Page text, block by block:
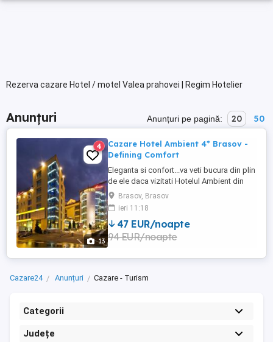
Rezerva cazare Hotel / motel Valea prahovei | Regim Hotelier
Anunțuri Anunțuri pe pagină: 20 50
13
4
Cazare Hotel Ambient 4* Brasov -
Defining Comfort
Eleganta si confort...va veti bucura din plin
de ele daca vizitati Hotelul Ambient din
Brasov, deja un nume cu traditie ,
numarand peste un deceniu de excelenta
si experienta in domeniu. Amplasat ideal
in centrul Brasovului, la doar cateva minute
de admirabilele monumente istorice,
Brasov, Brasov
ieri 11:18
47 EUR/noapte
94 EUR/noapte
Cazare24 Anunțuri Cazare - Turism
Categorii
Județe